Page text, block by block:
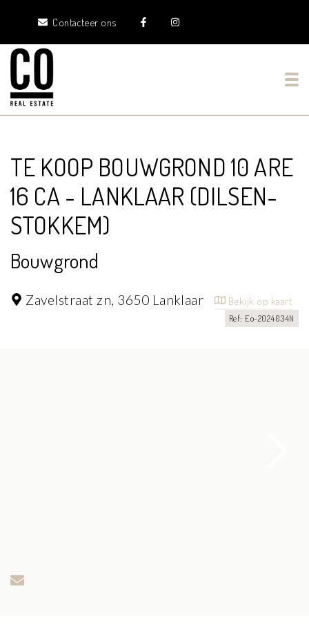
Contacteer ons
TE KOOP BOUWGROND 10 ARE
16 CA - LANKLAAR (DILSEN-
STOKKEM)
Bouwgrond
Zavelstraat zn, 3650 Lanklaar Bekijk op kaart
Ref: Eo-2024034N